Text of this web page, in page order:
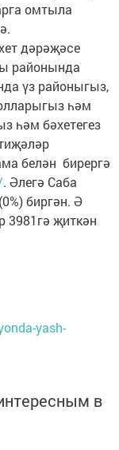
омтыла
дәрәҗәсе
районында
үз районыгыз,
һәм
һәм бәхетегез
белән бирергә
. Әле­гә Саба
биргән. Ә
3981гә җиткән
yash-
в